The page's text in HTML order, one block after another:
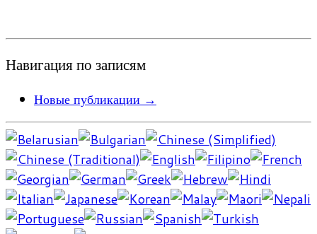
Навигация по записям
Новые публикации →